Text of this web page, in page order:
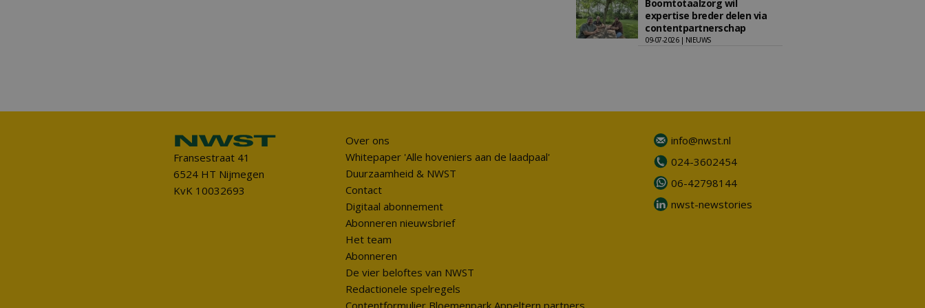
Boomtotaalzorg wil
expertise breder delen via
contentpartnerschap
09-07-2026 | NIEUWS
Fransestraat 41
6524 HT Nijmegen
KvK 10032693
Over ons
Whitepaper 'Alle hoveniers aan de laadpaal'
Duurzaamheid & NWST
Contact
Digitaal abonnement
Abonneren nieuwsbrief
Het team
Abonneren
De vier beloftes van NWST
Redactionele spelregels
Contentformulier Bloemenpark Appeltern partners
info@nwst.nl
024-3602454
06-42798144
nwst-newstories